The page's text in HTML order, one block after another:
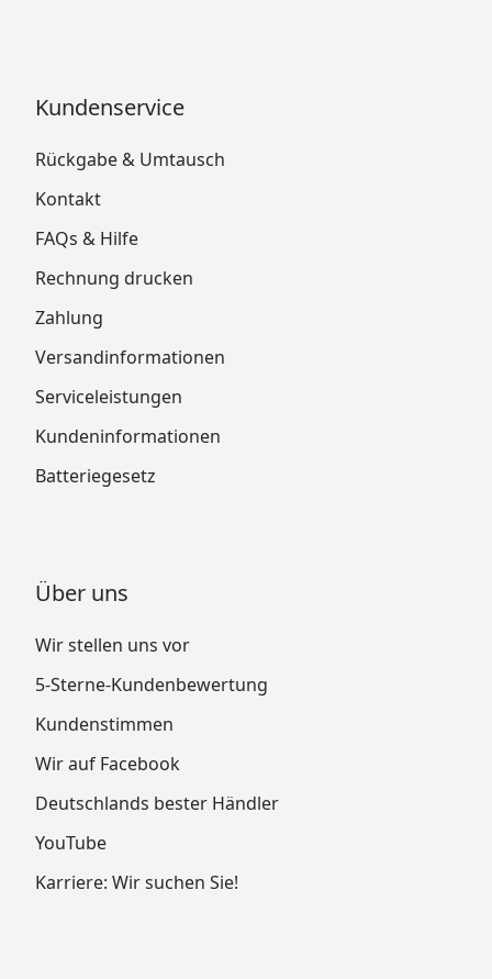
Kundenservice
Rückgabe & Umtausch
Kontakt
FAQs & Hilfe
Rechnung drucken
Zahlung
Versandinformationen
Serviceleistungen
Kundeninformationen
Batteriegesetz
Über uns
Wir stellen uns vor
5-Sterne-Kundenbewertung
Kundenstimmen
Wir auf Facebook
Deutschlands bester Händler
YouTube
Karriere: Wir suchen Sie!